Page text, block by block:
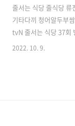
줄서는 식당 줄식당
기타다끼 청어알두부
tvN 줄서는 식당 37회
분 2022년 10월 10일
가진 이곳이 어디인
2022. 10. 9.